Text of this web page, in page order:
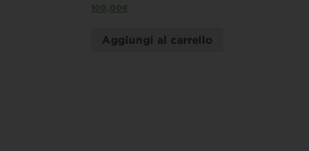
100,00€
Aggiungi al carrello